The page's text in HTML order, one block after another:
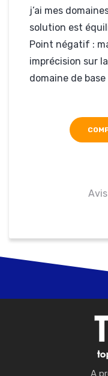
j’ai mes
solution est
Point négatif :
imprécision sur
domaine de base
A